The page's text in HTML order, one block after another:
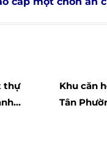
thự
Khu căn hộ Akari City
Tân